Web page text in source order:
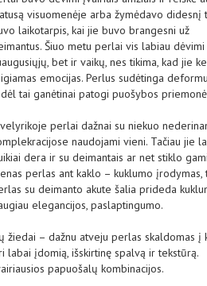
visuomenėje arba žymėdavo didesnį
laikotarpis, kai jie buvo brangesni už
Šiuo metu perlai vis labiau
bet ir vaikų, nes tikima, kad jie
emocijas. Perlus sudėtinga
tai ganėtinai patogi puošybos
perlai dažnai su niekuo
naudojami vieni. Tačiau jie
dera ir su deimantais ar net stiklo
perlas ant kaklo – kuklumo įrodymas,
su deimanto akute šalia prideda
elegancijos, paslaptingumo.
žiedai – dažnu atveju perlas skaldomas į
labai įdomią, išskirtinę spalvą ir tekstūrą.
papuošalų kombinacijos.